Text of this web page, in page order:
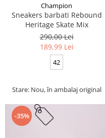
Champion
Sneakers barbati Rebound
Heritage Skate Mix
290,00 Lei
189,99 Lei
42
Stare: Nou, în ambalaj original
-35%